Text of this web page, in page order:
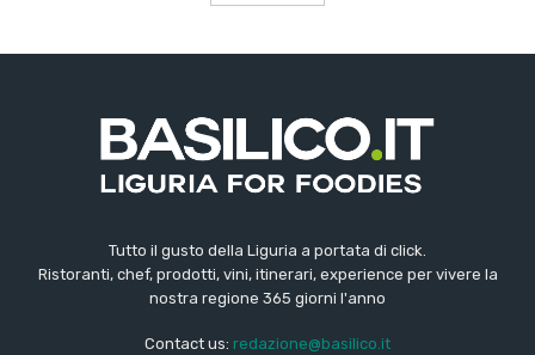
Tutto il gusto della Liguria a portata di click.
Ristoranti, chef, prodotti, vini, itinerari, experience per vivere la
nostra regione 365 giorni l'anno
Contact us: redazione@basilico.it